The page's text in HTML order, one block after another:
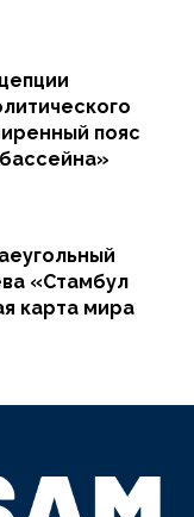
пояс
«Стамбул
карта мира